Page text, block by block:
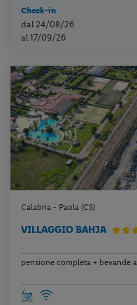
Check-in
dal 24/08/26
al 17/09/26
Calabria - Paola (CS)
VILLAGGIO BAHJA
pensione completa + bevande